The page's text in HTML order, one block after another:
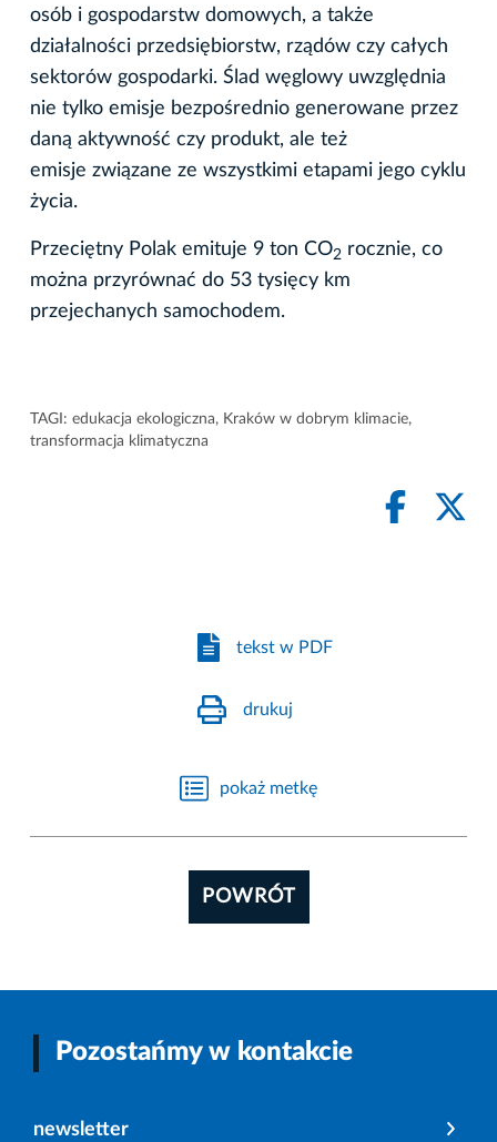
osób i gospodarstw domowych, a także
działalności przedsiębiorstw, rządów czy całych
sektorów gospodarki. Ślad węglowy uwzględnia
nie tylko emisje bezpośrednio generowane przez
daną aktywność czy produkt, ale też
emisje związane ze wszystkimi etapami jego cyklu
życia.
Przeciętny Polak emituje 9 ton CO2 rocznie, co
można przyrównać do 53 tysięcy km
przejechanych samochodem.
TAGI: edukacja ekologiczna, Kraków w dobrym klimacie,
transformacja klimatyczna
tekst w PDF
drukuj
pokaż metkę
POWRÓT
Pozostańmy w kontakcie
newsletter